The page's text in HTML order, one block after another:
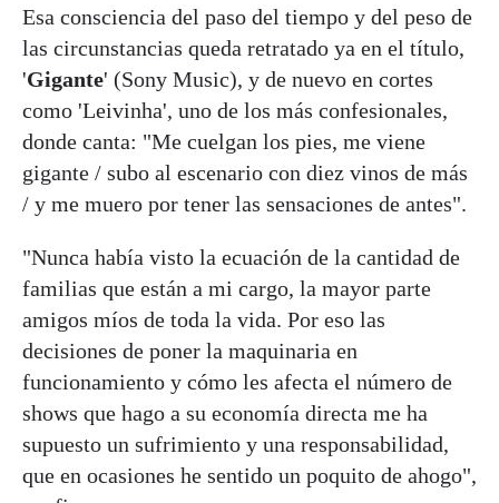
Esa consciencia del paso del tiempo y del peso de
las circunstancias queda retratado ya en el título,
'Gigante' (Sony Music), y de nuevo en cortes
como 'Leivinha', uno de los más confesionales,
donde canta: "Me cuelgan los pies, me viene
gigante / subo al escenario con diez vinos de más
/ y me muero por tener las sensaciones de antes".
"Nunca había visto la ecuación de la cantidad de
familias que están a mi cargo, la mayor parte
amigos míos de toda la vida. Por eso las
decisiones de poner la maquinaria en
funcionamiento y cómo les afecta el número de
shows que hago a su economía directa me ha
supuesto un sufrimiento y una responsabilidad,
que en ocasiones he sentido un poquito de ahogo",